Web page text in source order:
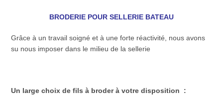
BRODERIE POUR SELLERIE BATEAU
Grâce à un travail soigné et à une forte réactivité, nous avons
su nous imposer dans le milieu de la sellerie
Un large choix de fils à broder à votre disposition :